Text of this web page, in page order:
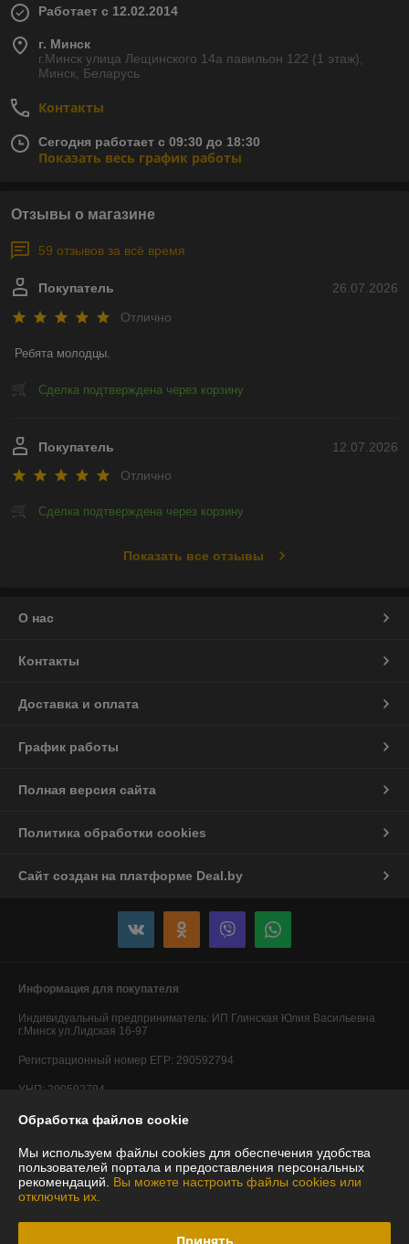
Работает с 12.02.2014
г. Минск
г.Минск улица Лещинского 14а павильон 122 (1 этаж),
Минск, Беларусь
Контакты
Сегодня работает с 09:30 до 18:30
Показать весь график работы
Отзывы о магазине
59 отзывов за всё время
26.07.2026
Покупатель
Отлично
Ребята молодцы.
Сделка подтверждена через корзину
12.07.2026
Покупатель
Отлично
Сделка подтверждена через корзину
Показать все отзывы
О нас
Контакты
Доставка и оплата
График работы
Полная версия сайта
Политика обработки cookies
Сайт создан на платформе Deal.by
Информация для покупателя
Индивидуальный предприниматель: ИП Глинская Юлия Васильевна
г.Минск ул.Лидская 16-97
Регистрационный номер ЕГР: 290592794
УНП: 290592794
Регистрационный орган: Минский горисполком
Дата регистрации компании: 20.05.2014
Ссылка на свидетельство/лицензию
Ссылка на свидетельство/лицензию
Обработка файлов cookie
Мы используем файлы cookies для обеспечения удобства
пользователей портала и предоставления персональных
рекомендаций. Вы можете настроить файлы cookies или
отключить их.
Принять